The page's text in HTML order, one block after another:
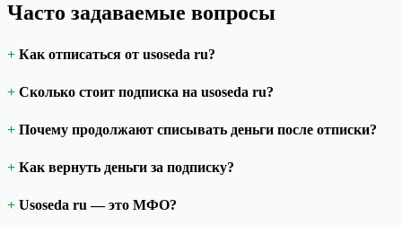
Часто задаваемые вопросы
Как отписаться от usoseda ru?
Сколько стоит подписка на usoseda ru?
Почему продолжают списывать деньги после отписки?
Как вернуть деньги за подписку?
Usoseda ru — это МФО?